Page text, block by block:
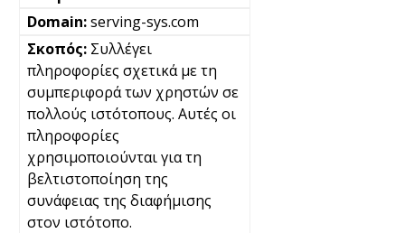
serving-sys.com
Συλλέγει
πληροφορίες σχετικά με τη
συμπεριφορά των χρηστών σε
πολλούς ιστότοπους. Αυτές οι
πληροφορίες
χρησιμοποιούνται για τη
βελτιστοποίηση της
συνάφειας της διαφήμισης
στον ιστότοπο.